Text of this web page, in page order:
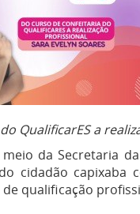
QualificarES a
da Secretaria
cidadão
qualificação